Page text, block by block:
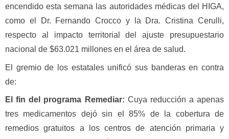
encendido esta semana las autoridades médicas del HIGA,
como el Dr. Fernando Crocco y la Dra. Cristina Cerulli,
respecto al impacto territorial del ajuste presupuestario
nacional de $63.021 millones en el área de salud.
El gremio de los estatales unificó sus banderas en contra
de:
El fin del programa Remediar: Cuya reducción a apenas
tres medicamentos dejó sin el 85% de la cobertura de
remedios gratuitos a los centros de atención primaria y